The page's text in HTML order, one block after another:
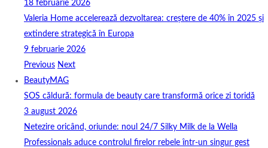
18 februarie 2026
Valeria Home accelerează dezvoltarea: creștere de 40% în 2025 și
extindere strategică în Europa
9 februarie 2026
Previous Next
BeautyMAG
SOS căldură: formula de beauty care transformă orice zi toridă
3 august 2026
Netezire oricând, oriunde: noul 24/7 Silky Milk de la Wella
Professionals aduce controlul firelor rebele într-un singur gest